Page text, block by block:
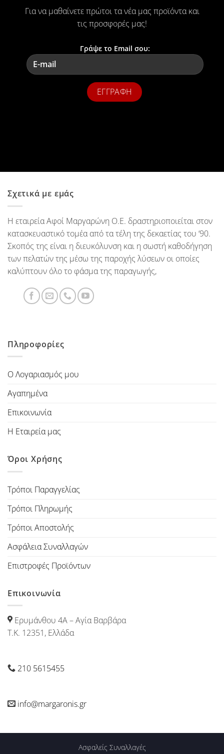
Για να μαθαίνετε πρώτοι τα νέα μας προϊόντα και
τις προσφορές μας!
Γράψε το Email σου:
Σχετικά με εμάς
Η εταιρεία Αφοί Μαργαρώνη Ο.Ε. δραστηριοποιείται στον
κατασκευαστικό τομέα από τα τέλη της δεκαετίας του ‘90.
Σκοπός της είναι η διευκόλυνση και η σωστή καθοδήγηση
των πελατών της μέσω της παροχής λύσεων οι οποίες
καλύπτουν όλο το φάσμα της παραγωγής,
Πληροφορίες
Ο Λογαριασμός μου
Αγαπημένα
Επικοινωνία
Η Εταιρεία μας
Όροι Χρήσης
Τρόποι Παραγγελίας
Τρόποι Πληρωμής
Τρόποι Αποστολής
Ασφάλεια Συναλλαγών
Επιστροφές Προϊόντων
Επικοινωνία
Ερυμάνθου 4Α – Αγία Βαρβάρα
Τ.Κ. 12351, Ελλάδα
210 5615455
info@margaronis.gr
Ασφαλείς Συναλλαγές